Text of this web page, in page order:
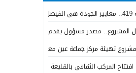
المشروع.. مصدر مسؤول يقدم توضيحات بشأن
تهيئة مركز جماعة عين معطوف بكلفة تناهز 22.86 مليون
المركب الثقافي بالقليعة من مكسب